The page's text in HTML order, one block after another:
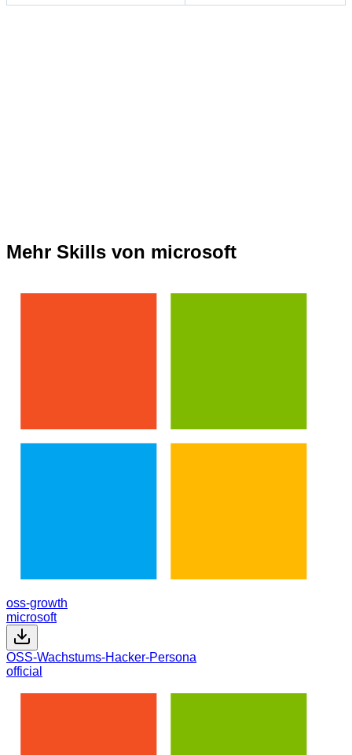
Mehr Skills von microsoft
oss-growth
microsoft
OSS-Wachstums-Hacker-Persona
official